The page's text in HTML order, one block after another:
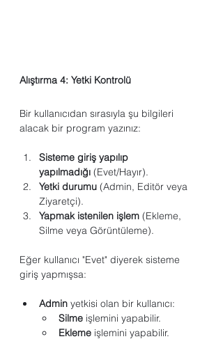
Alıştırma 4: Yetki Kontrolü
Bir kullanıcıdan sırasıyla şu bilgileri
alacak bir program yazınız:
Sisteme giriş yapılıp
yapılmadığı (Evet/Hayır).
Yetki durumu (Admin, Editör veya
Ziyaretçi).
Yapmak istenilen işlem (Ekleme,
Silme veya Görüntüleme).
Eğer kullanıcı "Evet" diyerek sisteme
giriş yapmışsa:
Admin yetkisi olan bir kullanıcı:
Silme işlemini yapabilir.
Ekleme işlemini yapabilir.